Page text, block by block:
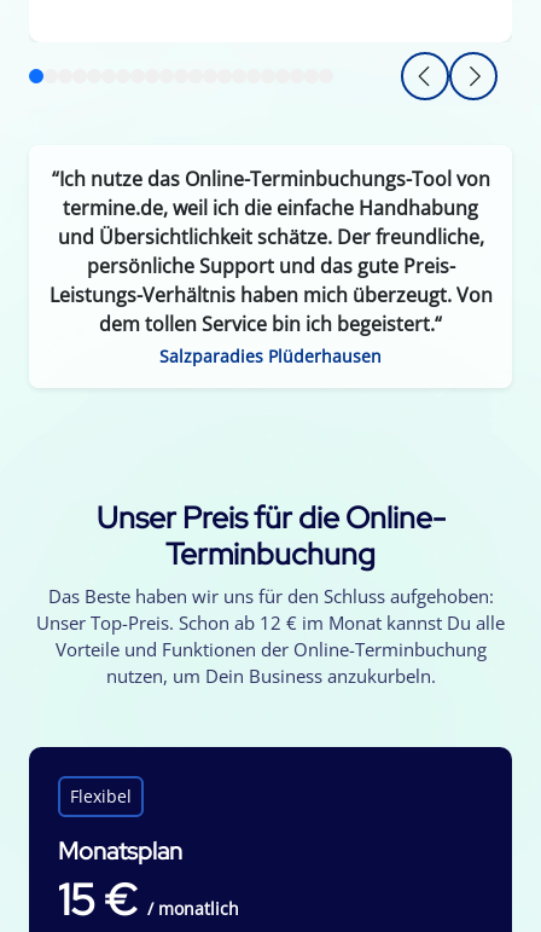
“Ich nutze das Online-Terminbuchungs-Tool von
termine.de, weil ich die einfache Handhabung
und Übersichtlichkeit schätze. Der freundliche,
persönliche Support und das gute Preis-
Leistungs-Verhältnis haben mich überzeugt. Von
dem tollen Service bin ich begeistert.“
Salzparadies Plüderhausen
Unser Preis für die Online-
Terminbuchung
Das Beste haben wir uns für den Schluss aufgehoben:
Unser Top-Preis. Schon ab 12 € im Monat kannst Du alle
Vorteile und Funktionen der Online-Terminbuchung
nutzen, um Dein Business anzukurbeln.
Flexibel
Monatsplan
15 € / monatlich